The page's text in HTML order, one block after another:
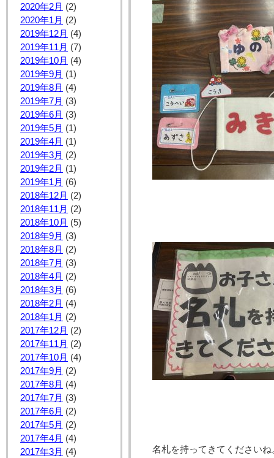
2020年2月 (2)
2020年1月 (2)
2019年12月 (4)
2019年11月 (7)
2019年10月 (4)
2019年9月 (1)
2019年8月 (4)
2019年7月 (3)
2019年6月 (3)
2019年5月 (1)
2019年4月 (1)
2019年3月 (2)
2019年2月 (1)
2019年1月 (6)
2018年12月 (2)
2018年11月 (2)
2018年10月 (5)
2018年9月 (3)
2018年8月 (2)
2018年7月 (3)
2018年4月 (2)
2018年3月 (6)
2018年2月 (4)
2018年1月 (2)
2017年12月 (2)
2017年11月 (2)
2017年10月 (4)
2017年9月 (2)
2017年8月 (4)
2017年7月 (3)
2017年6月 (2)
2017年5月 (2)
2017年4月 (4)
2017年3月 (4)
名札を持ってきてくださいね